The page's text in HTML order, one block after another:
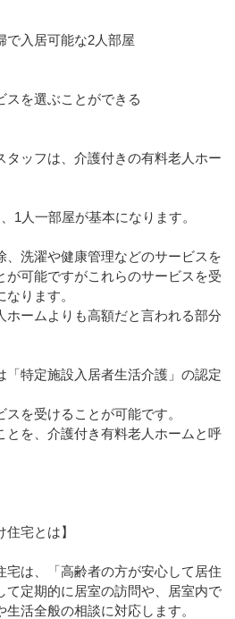
で入居可能な2人部屋
スを選ぶことができる
タッフは、介護付きの有料老人ホー
1人一部屋が基本になります。
、洗濯や健康管理などのサービスを
が可能ですがこれらのサービスを受
ります。
ホームよりも高額だと言われる部分
「特定施設入居者生活介護」の認定
を受けることが可能です。
を、介護付き有料老人ホームと呼
住宅とは】
宅は、「高齢者の方が安心して居住
て定期的に居室の訪問や、居室内で
活全般の相談に対応します。